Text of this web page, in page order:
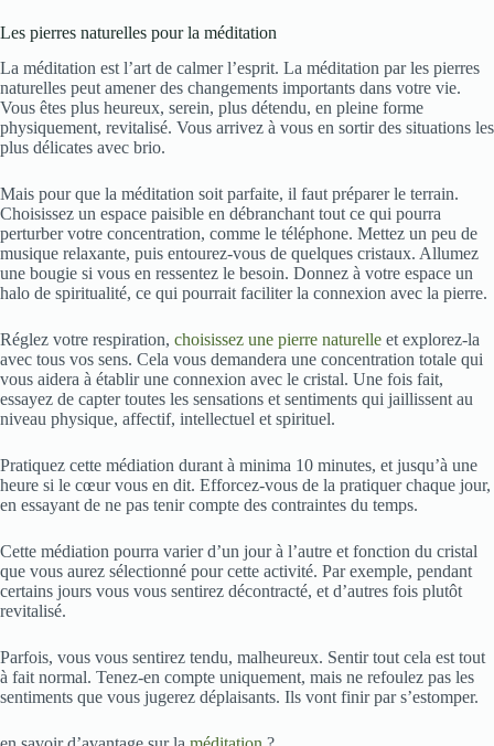
Les pierres naturelles pour la méditation
La méditation est l’art de calmer l’esprit. La méditation par les pierres
naturelles peut amener des changements importants dans votre vie.
Vous êtes plus heureux, serein, plus détendu, en pleine forme
physiquement, revitalisé. Vous arrivez à vous en sortir des situations les
plus délicates avec brio.
Mais pour que la méditation soit parfaite, il faut préparer le terrain.
Choisissez un espace paisible en débranchant tout ce qui pourra
perturber votre concentration, comme le téléphone. Mettez un peu de
musique relaxante, puis entourez-vous de quelques cristaux. Allumez
une bougie si vous en ressentez le besoin. Donnez à votre espace un
halo de spiritualité, ce qui pourrait faciliter la connexion avec la pierre.
Réglez votre respiration, choisissez une pierre naturelle et explorez-la
avec tous vos sens. Cela vous demandera une concentration totale qui
vous aidera à établir une connexion avec le cristal. Une fois fait,
essayez de capter toutes les sensations et sentiments qui jaillissent au
niveau physique, affectif, intellectuel et spirituel.
Pratiquez cette médiation durant à minima 10 minutes, et jusqu’à une
heure si le cœur vous en dit. Efforcez-vous de la pratiquer chaque jour,
en essayant de ne pas tenir compte des contraintes du temps.
Cette médiation pourra varier d’un jour à l’autre et fonction du cristal
que vous aurez sélectionné pour cette activité. Par exemple, pendant
certains jours vous vous sentirez décontracté, et d’autres fois plutôt
revitalisé.
Parfois, vous vous sentirez tendu, malheureux. Sentir tout cela est tout
à fait normal. Tenez-en compte uniquement, mais ne refoulez pas les
sentiments que vous jugerez déplaisants. Ils vont finir par s’estomper.